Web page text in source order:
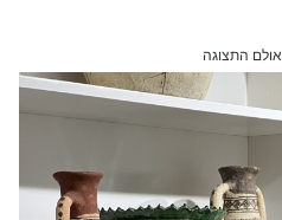
אולם התצוגה